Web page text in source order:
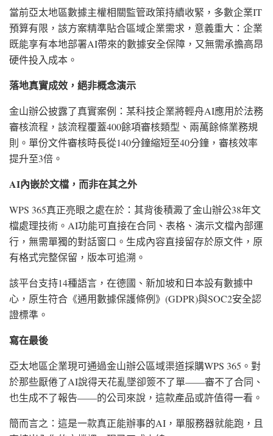
當前亞太地區數據主權相關監管政策持續收緊，多數企業IT
預算有限，該方案精準貼合區域企業需求，意義重大：企業
既能享有本地部署AI帶來的數據安全保障，又無需承擔高昂
硬件投入成本。
落地真實成效，絕非概念演示
金山辦公披露了真實案例：某科技企業將輕舟AI應用於法務
審核流程，該流程覆蓋400餘項審核類型、兩萬餘條業務規
則。單份文件審核時長從140分鐘縮短至40分鐘，審核效率
提升至3倍。
AI內嵌於文檔，而非在其之外
WPS 365真正亮眼之處在於：其背後積澱了金山辦公38年文
檔處理技術。AI功能可直接在合同、表格、演示文檔內部運
行，無需單獨的對話窗口。生成內容直接留存於原文件，原
有格式完整保留，版本可追溯。
該平台支持14種語言，在德國、新加坡和日本設有數據中
心，原生符合《通用數據保護條例》(GDPR)與SOC2安全認
證標準。
寫在最後
亞太地區企業現可通過金山辦公區域渠道採購WPS 365。對
於那些厭倦了AI說得天花亂墜卻簽不了單——審不了合同、
也生成不了報告——的公司來說，這款產品或許值得一看。
簡而言之：這是一款真正能辦事的AI，單服務器就能跑，且